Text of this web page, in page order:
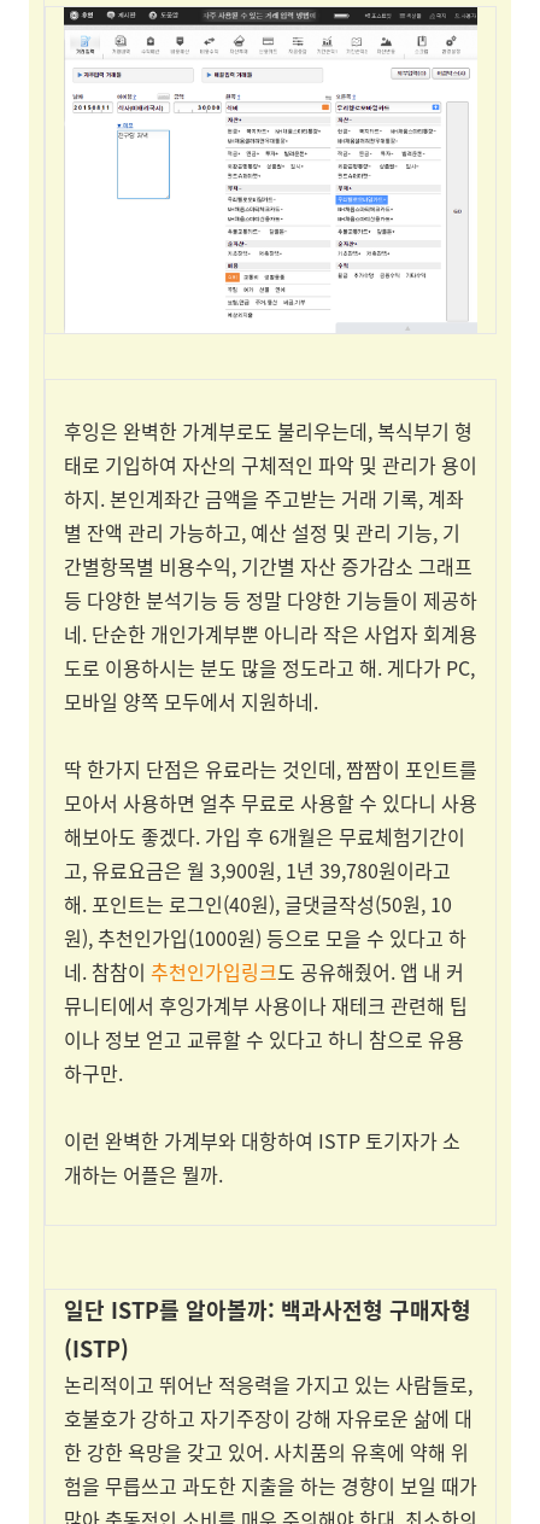
후잉은 완벽한 가계부로도 불리우는데, 복식부기 형
태로 기입하여 자산의 구체적인 파악 및 관리가 용이
하지. 본인계좌간 금액을 주고받는 거래 기록, 계좌
별 잔액 관리 가능하고, 예산 설정 및 관리 기능, 기
간별항목별 비용수익, 기간별 자산 증가감소 그래프
등 다양한 분석기능 등 정말 다양한 기능들이 제공하
네. 단순한 개인가계부뿐 아니라 작은 사업자 회계용
도로 이용하시는 분도 많을 정도라고 해. 게다가 PC,
모바일 양쪽 모두에서 지원하네.
딱 한가지 단점은 유료라는 것인데, 짬짬이 포인트를
모아서 사용하면 얼추 무료로 사용할 수 있다니 사용
해보아도 좋겠다. 가입 후 6개월은 무료체험기간이
고, 유료요금은 월 3,900원, 1년 39,780원이라고
해. 포인트는 로그인(40원), 글댓글작성(50원, 10
원), 추천인가입(1000원) 등으로 모을 수 있다고 하
네. 참참이 추천인가입링크도 공유해줬어. 앱 내 커
뮤니티에서 후잉가계부 사용이나 재테크 관련해 팁
이나 정보 얻고 교류할 수 있다고 하니 참으로 유용
하구만.
이런 완벽한 가계부와 대항하여 ISTP 토기자가 소
개하는 어플은 뭘까.
일단 ISTP를 알아볼까: 백과사전형 구매자형
(ISTP)
논리적이고 뛰어난 적응력을 가지고 있는 사람들로,
호불호가 강하고 자기주장이 강해 자유로운 삶에 대
한 강한 욕망을 갖고 있어. 사치품의 유혹에 약해 위
험을 무릅쓰고 과도한 지출을 하는 경향이 보일 때가